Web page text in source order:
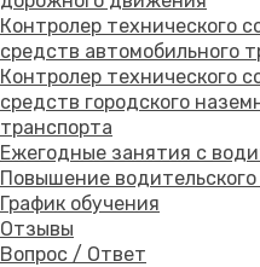
Контролер технического
средств автомобильного
Контролер технического
средств городского
транспорта
Ежегодные занятия с
Повышение
График обучения
Отзывы
Вопрос / Ответ